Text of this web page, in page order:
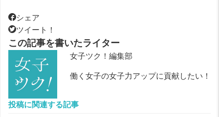
シェア
ツイート！
この記事を書いたライター
女子ツク！編集部
働く女子の女子力アップに貢献したい！
投稿に関連する記事